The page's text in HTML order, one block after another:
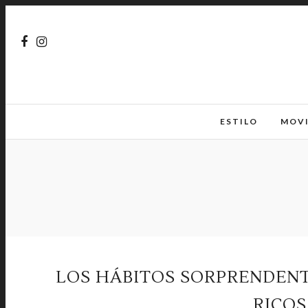
ESTILO
LOS HÁBITOS